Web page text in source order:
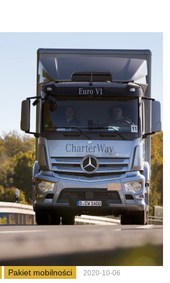
Pakiet mobilności 2020-10-06